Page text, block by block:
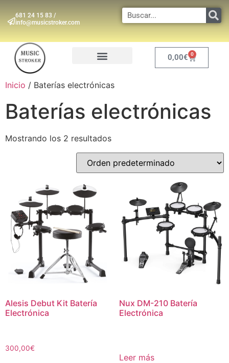
681 24 15 83 /
info@musicstroker.com
0,00€ 0
Inicio / Baterías electrónicas
Baterías electrónicas
Mostrando los 2 resultados
Alesis Debut Kit Batería
Electrónica
300,00€
Nux DM-210 Batería
Electrónica
Leer más